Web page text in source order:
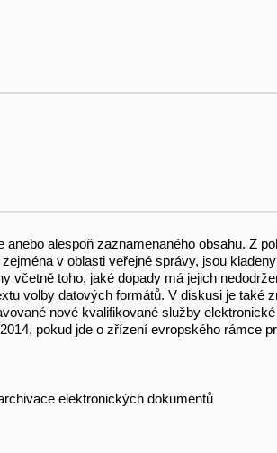
alespoň zaznamenaného obsahu. Z
v oblasti veřejné správy, jsou
toho, jaké dopady má jejich
volby datových formátů. V diskusi je také
nové kvalifikované služby
pokud jde o zřízení evropského rámce
elektronických dokumentů